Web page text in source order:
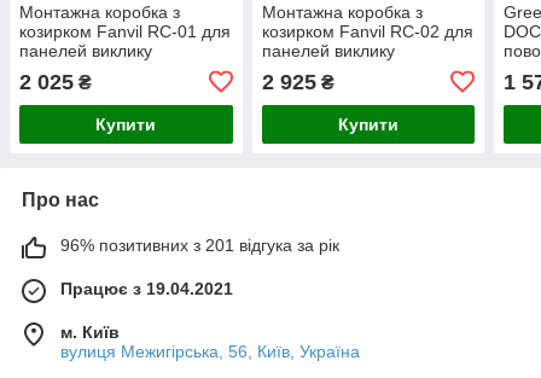
Монтажна коробка з
козирком Fanvil RC-01 для
панелей виклику
2 025 ₴
Купити
Монтажна коробка з
козирком Fanvil RC-02 для
панелей виклику
2 925₴
Купити
1
Про нас
96% позитивних з 201 відгука за рік
Працює з 19.04.2021
м. Київ
вулиця Межигірська, 56, Київ, Україна